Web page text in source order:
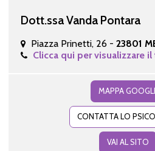
Dott.ssa Vanda Pontara
Piazza Prinetti, 26 - 23801
Clicca qui per visualizzare
MAPPA
CONTATTA LO
VAI AL SITO